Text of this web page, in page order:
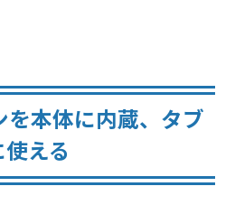
を本体に内蔵、タブ
える